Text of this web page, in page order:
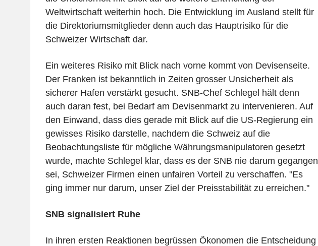
Weltwirtschaft weiterhin hoch. Die Entwicklung im Ausland stellt für
die Direktoriumsmitglieder denn auch das Hauptrisiko für die
Schweizer Wirtschaft dar.
Ein weiteres Risiko mit Blick nach vorne kommt von Devisenseite.
Der Franken ist bekanntlich in Zeiten grosser Unsicherheit als
sicherer Hafen verstärkt gesucht. SNB-Chef Schlegel hält denn
auch daran fest, bei Bedarf am Devisenmarkt zu intervenieren. Auf
den Einwand, dass dies gerade mit Blick auf die US-Regierung ein
gewisses Risiko darstelle, nachdem die Schweiz auf die
Beobachtungsliste für mögliche Währungsmanipulatoren gesetzt
wurde, machte Schlegel klar, dass es der SNB nie darum gegangen
sei, Schweizer Firmen einen unfairen Vorteil zu verschaffen. "Es
ging immer nur darum, unser Ziel der Preisstabilität zu erreichen."
SNB signalisiert Ruhe
In ihren ersten Reaktionen begrüssen Ökonomen die Entscheidung